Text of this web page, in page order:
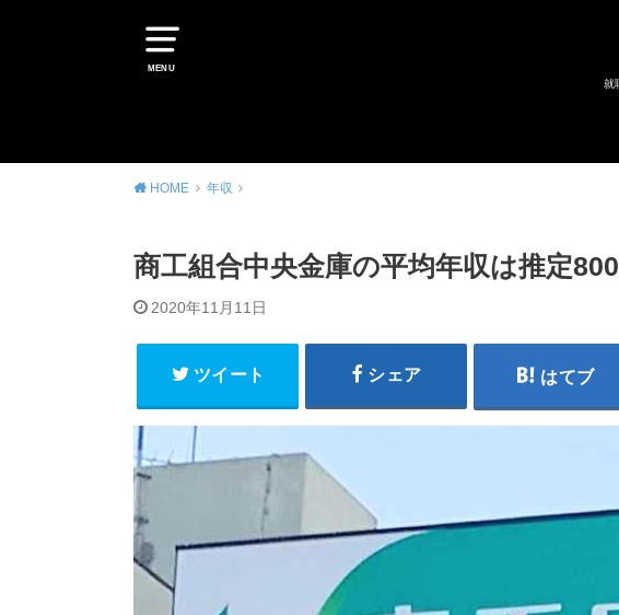
MENU
就
HOME 年収
商工組合中央金庫の平均年収は推定
2020年11月11日
ツイート シェア はてブ